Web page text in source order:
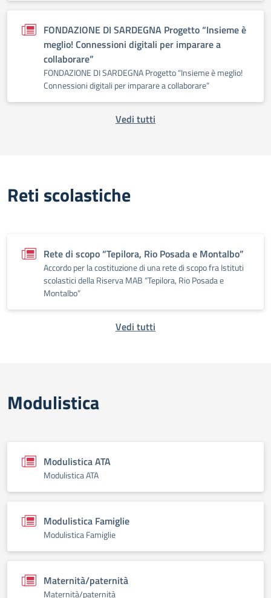
FONDAZIONE DI SARDEGNA Progetto “Insieme è
meglio! Connessioni digitali per imparare a
collaborare”
FONDAZIONE DI SARDEGNA Progetto “Insieme è meglio!
Connessioni digitali per imparare a collaborare”
Vedi tutti
Reti scolastiche
Rete di scopo “Tepilora, Rio Posada e Montalbo”
Accordo per la costituzione di una rete di scopo fra Istituti
scolastici della Riserva MAB “Tepilora, Rio Posada e
Montalbo”
Vedi tutti
Modulistica
Modulistica ATA
Modulistica ATA
Modulistica Famiglie
Modulistica Famiglie
Maternità/paternità
Maternità/paternità